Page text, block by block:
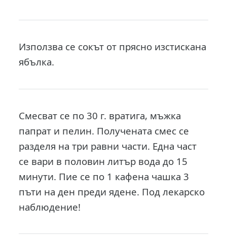
Използва се сокът от прясно изстискана
ябълка.
Смесват се по 30 г. вратига, мъжка
папрат и пелин. Получената смес се
разделя на три равни части. Една част
се вари в половин литър вода до 15
минути. Пие се по 1 кафена чашка 3
пъти на ден преди ядене. Под лекарско
наблюдение!